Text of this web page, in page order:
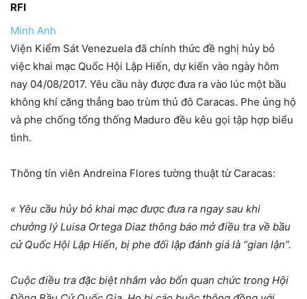
RFI
Minh Anh
Viện Kiểm Sát Venezuela đã chính thức đề nghị hủy bỏ
việc khai mạc Quốc Hội Lập Hiến, dự kiến vào ngày hôm
nay 04/08/2017. Yêu cầu này được đưa ra vào lúc một bầu
không khí căng thẳng bao trùm thủ đô Caracas. Phe ủng hộ
và phe chống tổng thống Maduro đều kêu gọi tập hợp biểu
tình.
Thông tín viên Andreina Flores tường thuật từ Caracas:
« Yêu cầu hủy bỏ khai mạc được đưa ra ngay sau khi
chưởng lý Luisa Ortega Diaz thông báo mở điều tra về bầu
cử Quốc Hội Lập Hiến, bị phe đối lập đánh giá là “gian lận”.
Cuộc điều tra đặc biệt nhắm vào bốn quan chức trong Hội